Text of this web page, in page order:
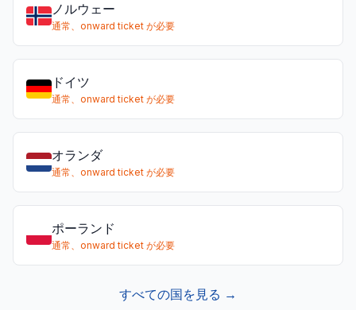
ノルウェー
通常、onward ticket が必要
ドイツ
通常、onward ticket が必要
オランダ
通常、onward ticket が必要
ポーランド
通常、onward ticket が必要
すべての国を見る →